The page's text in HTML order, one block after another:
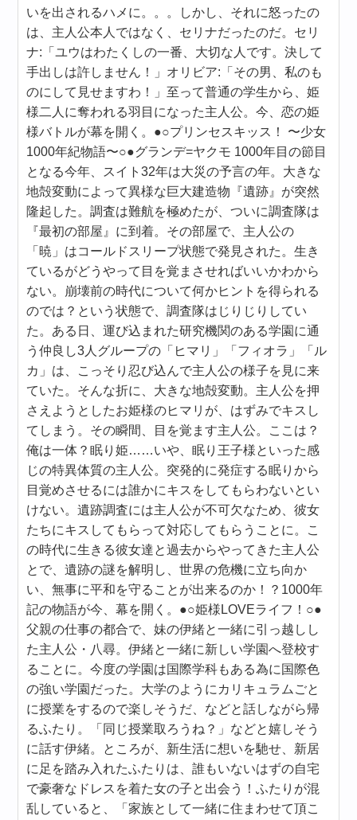
いを出されるハメに。。。しかし、それに怒ったの
は、主人公本人ではなく、セリナだったのだ。セリ
ナ:「ユウはわたくしの一番、大切な人です。決して
手出しは許しません！」オリビア:「その男、私のも
のにして見せますわ！」至って普通の学生から、姫
様二人に奪われる羽目になった主人公。今、恋の姫
様バトルが幕を開く。●○プリンセスキッス！ 〜少女
1000年紀物語〜○●グランデ=ヤクモ 1000年目の節目
となる今年、スイト32年は大災の予言の年。大きな
地殻変動によって異様な巨大建造物『遺跡』が突然
隆起した。調査は難航を極めたが、ついに調査隊は
『最初の部屋』に到着。その部屋で、主人公の
「暁」はコールドスリープ状態で発見された。生き
ているがどうやって目を覚まさせればいいかわから
ない。崩壊前の時代について何かヒントを得られる
のでは？という状態で、調査隊はじりじりしてい
た。ある日、運び込まれた研究機関のある学園に通
う仲良し3人グループの「ヒマリ」「フィオラ」「ル
カ」は、こっそり忍び込んで主人公の様子を見に来
ていた。そんな折に、大きな地殻変動。主人公を押
さえようとしたお姫様のヒマリが、はずみでキスし
てしまう。その瞬間、目を覚ます主人公。ここは？
俺は一体？眠り姫……いや、眠り王子様といった感
じの特異体質の主人公。突発的に発症する眠りから
目覚めさせるには誰かにキスをしてもらわないとい
けない。遺跡調査には主人公が不可欠なため、彼女
たちにキスしてもらって対応してもらうことに。こ
の時代に生きる彼女達と過去からやってきた主人公
とで、遺跡の謎を解明し、世界の危機に立ち向か
い、無事に平和を守ることが出来るのか！？1000年
記の物語が今、幕を開く。●○姫様LOVEライフ！○●
父親の仕事の都合で、妹の伊緒と一緒に引っ越しし
た主人公・八尋。伊緒と一緒に新しい学園へ登校す
ることに。今度の学園は国際学科もある為に国際色
の強い学園だった。大学のようにカリキュラムごと
に授業をするので楽しそうだ、などと話しながら帰
るふたり。「同じ授業取ろうね？」などと嬉しそう
に話す伊緒。ところが、新生活に想いを馳せ、新居
に足を踏み入れたふたりは、誰もいないはずの自宅
で豪奢なドレスを着た女の子と出会う！ふたりが混
乱していると、「家族として一緒に住まわせて頂こ